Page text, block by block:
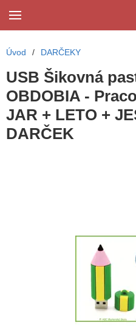
Úvod / DARČEKY
USB Šikovná
OBDOBIA -
JAR + LETO +
DARČEK